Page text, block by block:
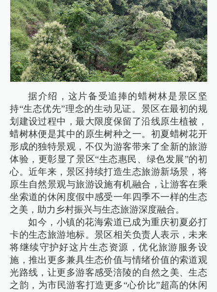
据介绍，这片备受追捧的蜡树林是景区坚
持“生态优先”理念的生动见证。景区在最初的规
划建设过程中，最大限度保留了沿线原生植被，
蜡树林便是其中的原生树种之一。初夏蜡树花开
形成的独特景观，不仅为游客带来了全新的旅游
体验，更彰显了景区“生态惠民、绿色发展”的初
心。近年来，景区持续打造生态旅游新场景，将
原生自然景观与旅游设施有机融合，让游客在乘
坐索道的休闲度假中感受一年四季不一样的生态
之美，助力乡村振兴与生态旅游深度融合。
如今，小镇的花海索道已成为重庆初夏必打
卡的生态旅游地标。景区相关负责人表示，未来
将继续守护好这片生态资源，优化旅游服务设
施，推出更多兼具生态价值与情绪价值的索道观
光路线，让更多游客感受涪陵的自然之美、生态
之韵，为市民游客打造更多“心价比”超高的休闲